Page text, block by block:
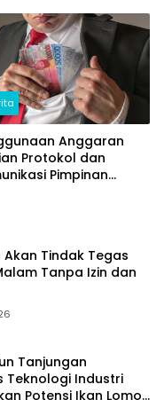
Anggaran
Protokol dan
Pimpinan
Akan Tindak Tegas
Tanpa Izin dan
Tanjungan
Teknologi Industri
Potensi Ikan Lomou